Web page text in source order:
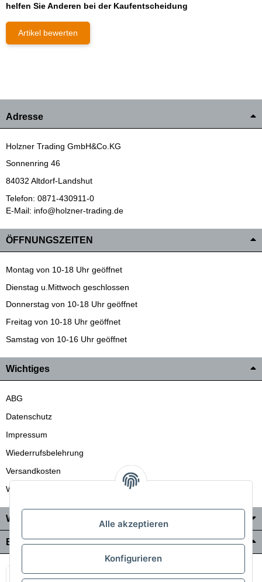
helfen Sie Anderen bei der Kaufentscheidung
Artikel bewerten
Adresse
Holzner Trading GmbH&Co.KG
Sonnenring 46
84032 Altdorf-Landshut
Telefon: 0871-430911-0
E-Mail: info@holzner-trading.de
ÖFFNUNGSZEITEN
Montag von 10-18 Uhr geöffnet
Dienstag u.Mittwoch geschlossen
Donnerstag von 10-18 Uhr geöffnet
Freitag von 10-18 Uhr geöffnet
Samstag von 10-16 Uhr geöffnet
Wichtiges
ABG
Datenschutz
Impressum
Wiederrufsbelehrung
Versandkosten
Wir liefern auch in die Schweiz
Wo Sie uns finden
Bezahlung & Versand
Alle akzeptieren
Konfigurieren